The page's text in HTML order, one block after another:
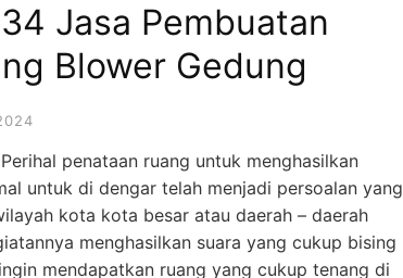
Jasa Pembuatan
Blower Gedung
penataan ruang untuk menghasilkan
untuk di dengar telah menjadi persoalan yang
kota kota besar atau daerah – daerah
menghasilkan suara yang cukup bising
mendapatkan ruang yang cukup tenang di